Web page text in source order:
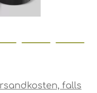
falls